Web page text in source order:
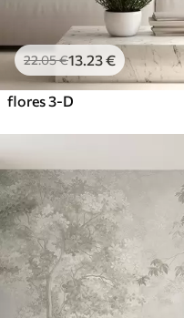
22.05€13 .23€
flores 3-D